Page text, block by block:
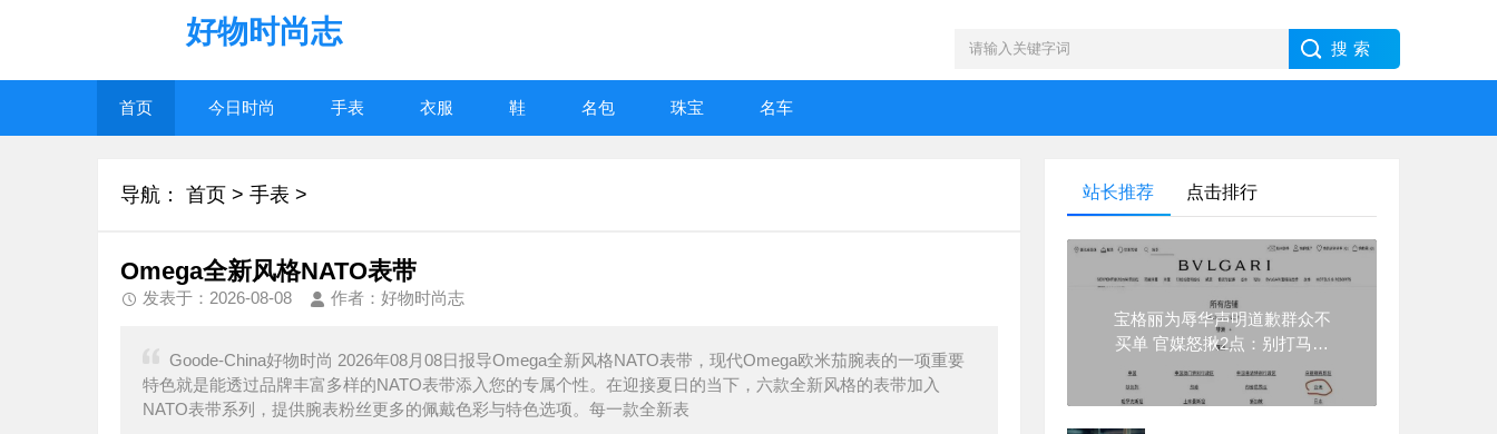
好物时尚志
首页 今日时尚 手表 衣服 鞋 名包 珠宝 名车
导航： 首页 > 手表 >
Omega全新风格NATO表带
发表于：2026-08-08 作者：好物时尚志
Goode-China好物时尚 2026年08月08日报导Omega全新风格NATO表带，现代Omega欧米茄腕表的一项重要
特色就是能透过品牌丰富多样的NATO表带添入您的专属个性。在迎接夏日的当下，六款全新风格的表带加入
NATO表带系列，提供腕表粉丝更多的佩戴色彩与特色选项。每一款全新表
站长推荐 点击排行
宝格丽为辱华声明道歉群众不
买单 官媒怒揪2点：别打马虎